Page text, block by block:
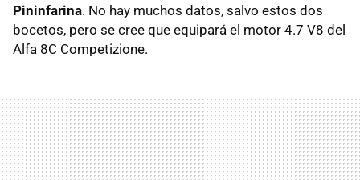
Pininfarina. No hay muchos datos, salvo estos dos
bocetos, pero se cree que equipará el motor 4.7 V8 del
Alfa 8C Competizione.